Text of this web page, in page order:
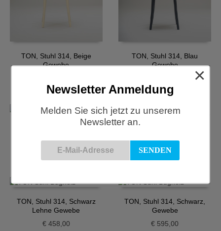
TON, Stuhl 314, Beige
Gewebe
TON, Stuhl 314, Blau
Gewebe
625,00
€496,00
TON, Stuhl 314, Schwarz
Lehne Gewebe
€458,00
TON, Stuhl 314, Schwarz,
Gewebe
€ 595,00
Newsletter Anmeldung
Melden Sie sich jetzt zu unserem
Newsletter an.
×